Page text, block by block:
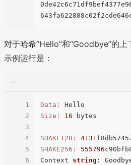
对于哈希“Hello”和“Goodbye”的
示例运行是：
1
2
3
4
5
6
Data:
Size:
16 bytes
SHAKE128: 4131
SHAKE256:
555796
Context string